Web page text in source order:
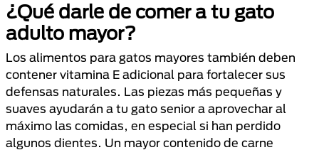
¿Qué darle de comer a tu gato
adulto mayor?
Los alimentos para gatos mayores también deben
contener vitamina E adicional para fortalecer sus
defensas naturales. Las piezas más pequeñas y
suaves ayudarán a tu gato senior a aprovechar al
máximo las comidas, en especial si han perdido
algunos dientes. Un mayor contenido de carne